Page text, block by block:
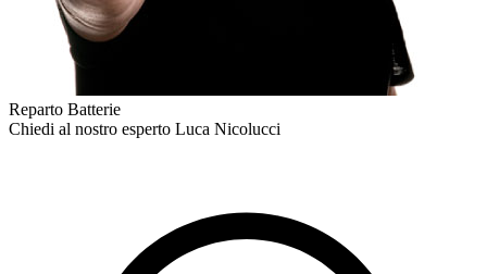
Reparto Batterie
Chiedi al nostro esperto Luca Nicolucci